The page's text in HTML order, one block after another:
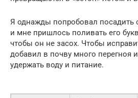
Я однажды попробовал посадить
и мне пришлось поливать его
чтобы он не засох. Чтобы
добавил в почву много перегноя
удержать воду и питание.